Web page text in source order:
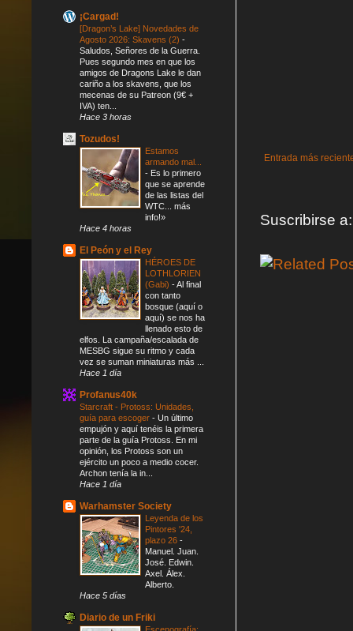
Entrada más
Suscribirse
¡Cargad!
[Dragon’s Lake] Novedades de
Agosto 2026: Skavens (2) -
Saludos, Señores de la Guerra.
Pues segundo mes en que los
amigos de Dragons Lake le dan
cariño a los skavens, que los
mecenas de su Patreon (9€ +
IVA) ten...
Hace 3 horas
Tozudos!
Estamos
armando mal...
- Es lo primero
que se aprende
de las listas del
WTC... más
info!»
Hace 4 horas
El Peón y el Rey
HÉROES DE
LOTHLORIEN
(Gabi) -Al final
con tanto
bosque (aquí o
aquí) se nos ha
llenado esto de
elfos. La campaña/escalada de
MESBG sigue su ritmo y cada
vez se suman miniaturas más ...
Hace 1 día
Profanus40k
Starcraft - Protoss: Unidades,
guía para escoger - Un último
empujón y aquí tenéis la primera
parte de la guía Protoss. En mi
opinión, los Protoss son un
ejército un poco a medio cocer.
Archon tenía la in...
Hace 1 día
Warhamster Society
Leyenda de los
Pintores '24,
plazo 26 -
Manuel. Juan.
José. Edwin.
Axel. Álex.
Alberto.
Hace 5 días
Diario de un Friki